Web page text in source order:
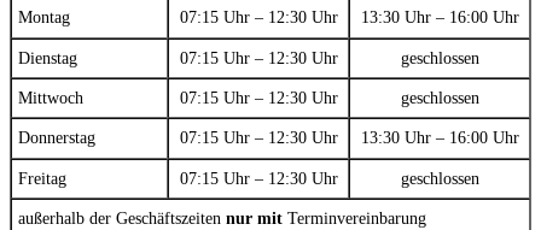
Montag 07:15 Uhr – 12:30 Uhr 13:30 Uhr – 16:00 Uhr
Dienstag 07:15 Uhr – 12:30 Uhr geschlossen
Mittwoch 07:15 Uhr – 12:30 Uhr geschlossen
Donnerstag 07:15 Uhr – 12:30 Uhr 13:30 Uhr – 16:00 Uhr
Freitag 07:15 Uhr – 12:30 Uhr geschlossen
außerhalb der Geschäftszeiten nur mit Terminvereinbarung